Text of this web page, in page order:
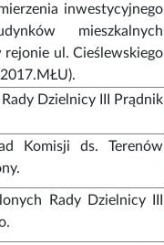
inwestycyjnego
mieszkalnych
ul. Cieślewskiego
Dzielnicy III Prądnik
Komisji ds. Terenów
Rady Dzielnicy III